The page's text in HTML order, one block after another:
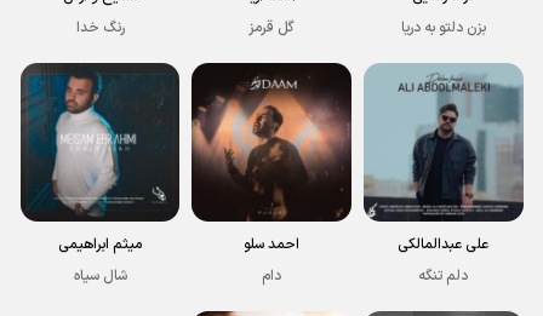
بزن دلتو به دریا
گل قرمز
رنگ خدا
علی عبدالمالکی
دلم تنگه
احمد سلو
دام
میثم ابراهیمی
شال سیاه